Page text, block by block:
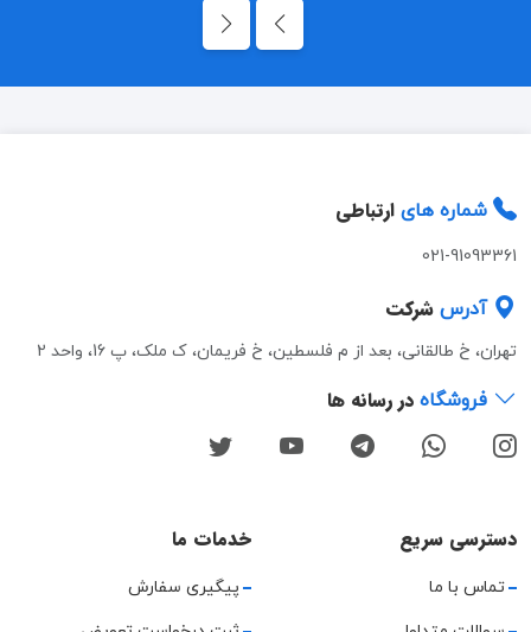
شماره های ارتباطی
021-91093361
آدرس شرکت
تهران، خ طالقانی، بعد از م فلسطین، خ فریمان، ک ملک، پ 16، واحد 2
فروشگاه در رسانه ها
دسترسی سریع
تماس با ما
خدمات ما
پیگیری سفارش